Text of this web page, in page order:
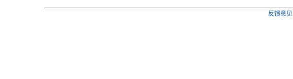
反馈意见